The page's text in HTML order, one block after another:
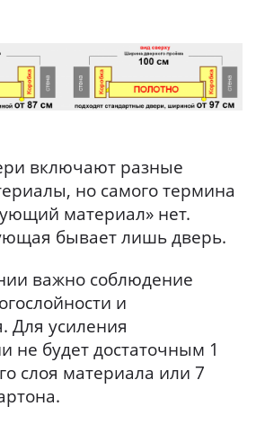
включают разные
но самого термина
материал» нет.
бывает лишь дверь.
важно соблюдение
и
Для усиления
не будет достаточным 1
слоя материала или 7